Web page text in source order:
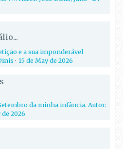
e a sua imponderável
·15 de May de 2026
da minha infância. Autor:
de 2026